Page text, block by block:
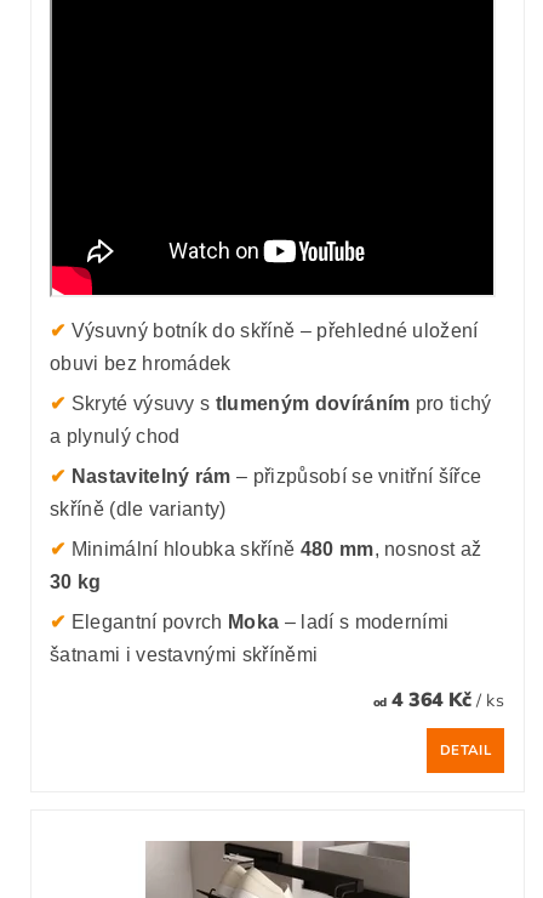
✔ Výsuvný botník do skříně – přehledné uložení
obuvi bez hromádek
✔ Skryté výsuvy s tlumeným dovíráním pro tichý
a plynulý chod
✔ Nastavitelný rám – přizpůsobí se vnitřní šířce
skříně (dle varianty)
✔ Minimální hloubka skříně 480 mm, nosnost až
30 kg
✔ Elegantní povrch Moka – ladí s moderními
šatnami i vestavnými skříněmi
od4 364 Kč / ks
DETAIL